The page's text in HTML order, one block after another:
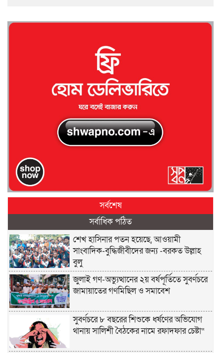
সর্বশেষ
সর্বাধিক পঠিত
শেখ হাসিনার পতন হয়েছে, আওয়ামী
সাংবাদিক-বুদ্ধিজীবীদের জন্য -বরকত উল্লাহ
বুলু
জুলাই গণ-অভ্যুত্থানের ২য় বর্ষপূর্তিতে সুবর্ণচরে
জামায়াতের গণমিছিল ও সমাবেশ
সুবর্ণচরে ৮ বছরের শিশুকে ধর্ষণের অভিযোগ
থানায় সালিশী বৈঠকের নামে রফাদফার চেষ্টা“